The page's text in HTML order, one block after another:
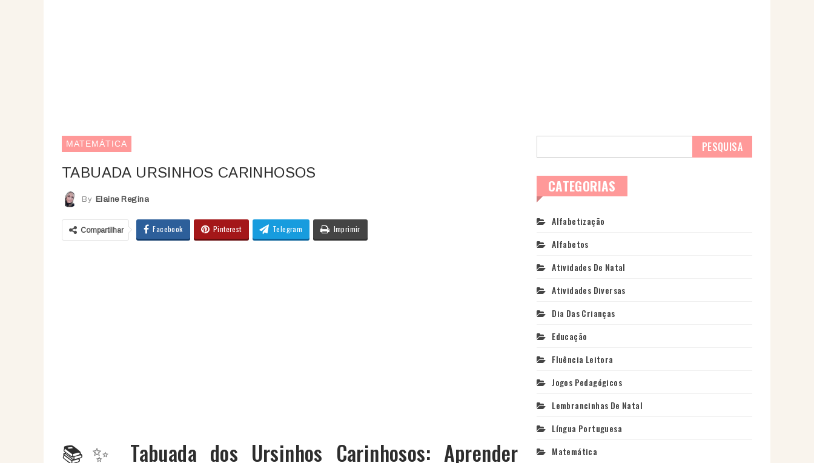
MATEMÁTICA
TABUADA URSINHOS CARINHOSOS
By Elaine Regina
Compartilhar Facebook Pinterest Telegram Imprimir
📚✨ Tabuada dos Ursinhos Carinhosos: Aprender
CATEGORIAS
Alfabetização
Alfabetos
Atividades De Natal
Atividades Diversas
Dia Das Crianças
Educação
Fluência Leitora
Jogos Pedagógicos
Lembrancinhas De Natal
Língua Portuguesa
Matemática